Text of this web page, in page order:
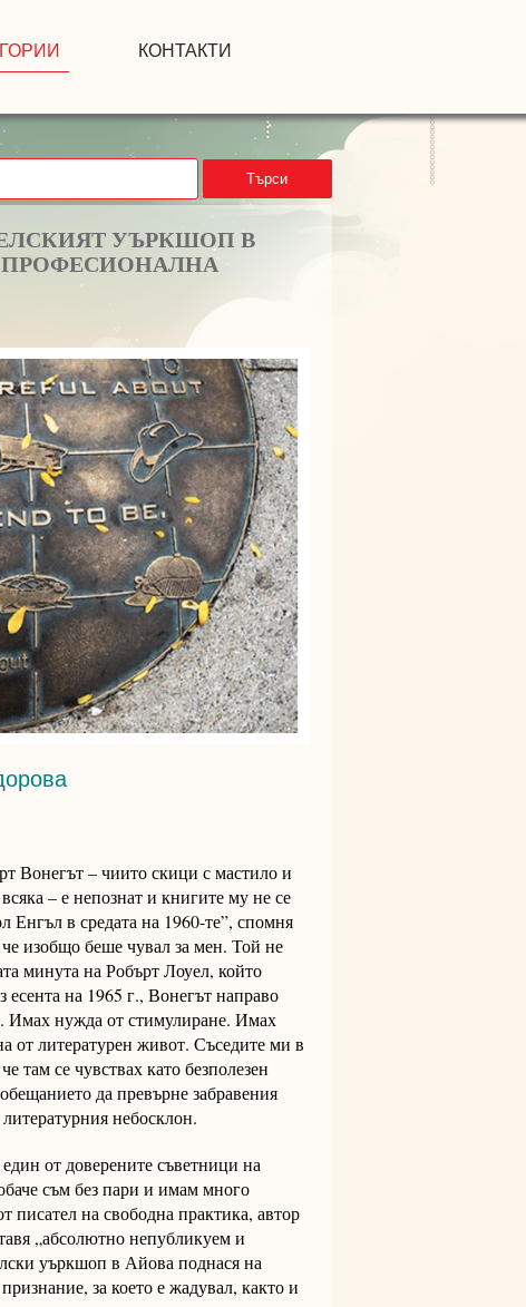
КОНТАКТИ
Търси
УЪРКШОП В
Вонегът – чиито скици с мастило и
– е непознат и книгите му не се
в средата на 1960-те”, спомня
изобщо беше чувал за мен. Той не
минута на Робърт Лоуел, който
есента на 1965 г., Вонегът направо
Имах нужда от стимулиране. Имах
от литературен живот. Съседите ми в
там се чувствах като безполезен
да превърне забравения
небосклон.
от доверените съветници на
съм без пари и имам много
писател на свободна практика, автор
„абсолютно непубликуем и
уъркшоп в Айова поднася на
за което е жадувал, както и